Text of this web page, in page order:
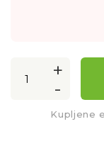
+
-
Kupljene